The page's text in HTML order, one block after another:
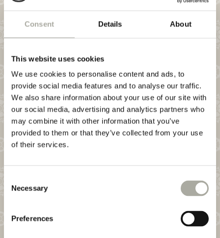
Consent Details About
This website uses cookies
We use cookies to personalise content and ads, to
provide social media features and to analyse our traffic.
We also share information about your use of our site with
our social media, advertising and analytics partners who
may combine it with other information that you’ve
provided to them or that they’ve collected from your use
of their services.
Selection
Necessary
Preferences
haj.tech GmbH
D-24106 Kiel
Datenschutzhinweis